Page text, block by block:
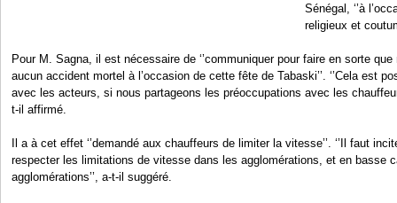
Sénégal, ‘’à
religieux et
Pour M. Sagna, il est nécessaire de ‘’communiquer pour faire en sorte
aucun accident mortel à l’occasion de cette fête de Tabaski’’. ‘’Cela est
avec les acteurs, si nous partageons les préoccupations avec les
t-il affirmé.
Il a à cet effet ‘’demandé aux chauffeurs de limiter la vitesse’’. ‘’Il faut
respecter les limitations de vitesse dans les agglomérations, et en basse
agglomérations’’, a-t-il suggéré.